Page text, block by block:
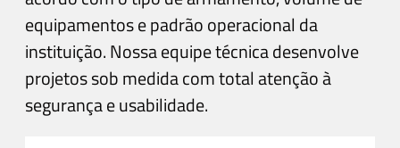
equipamentos e padrão operacional da
instituição. Nossa equipe técnica desenvolve
projetos sob medida com total atenção à
segurança e usabilidade.